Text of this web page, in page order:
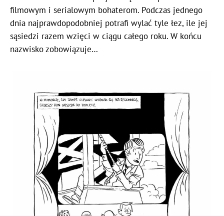
filmowym i serialowym bohaterom. Podczas jednego
dnia najprawdopodobniej potrafi wylać tyle łez, ile jej
sąsiedzi razem wzięci w ciągu całego roku. W końcu
nazwisko zobowiązuje…